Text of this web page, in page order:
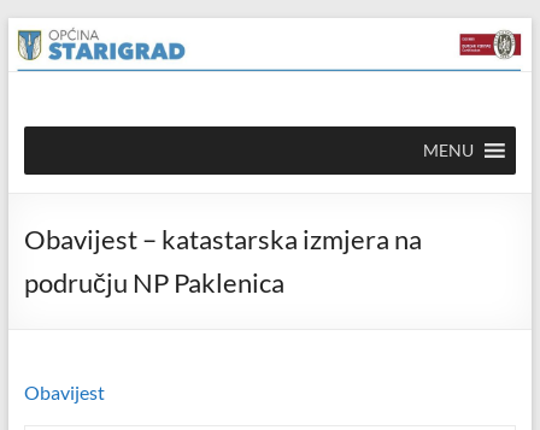
content
Skip
to
content
Općina
Starigrad
mrežna
stranica
MENU
Obavijest – katastarska izmjera na
području NP Paklenica
Obavijest